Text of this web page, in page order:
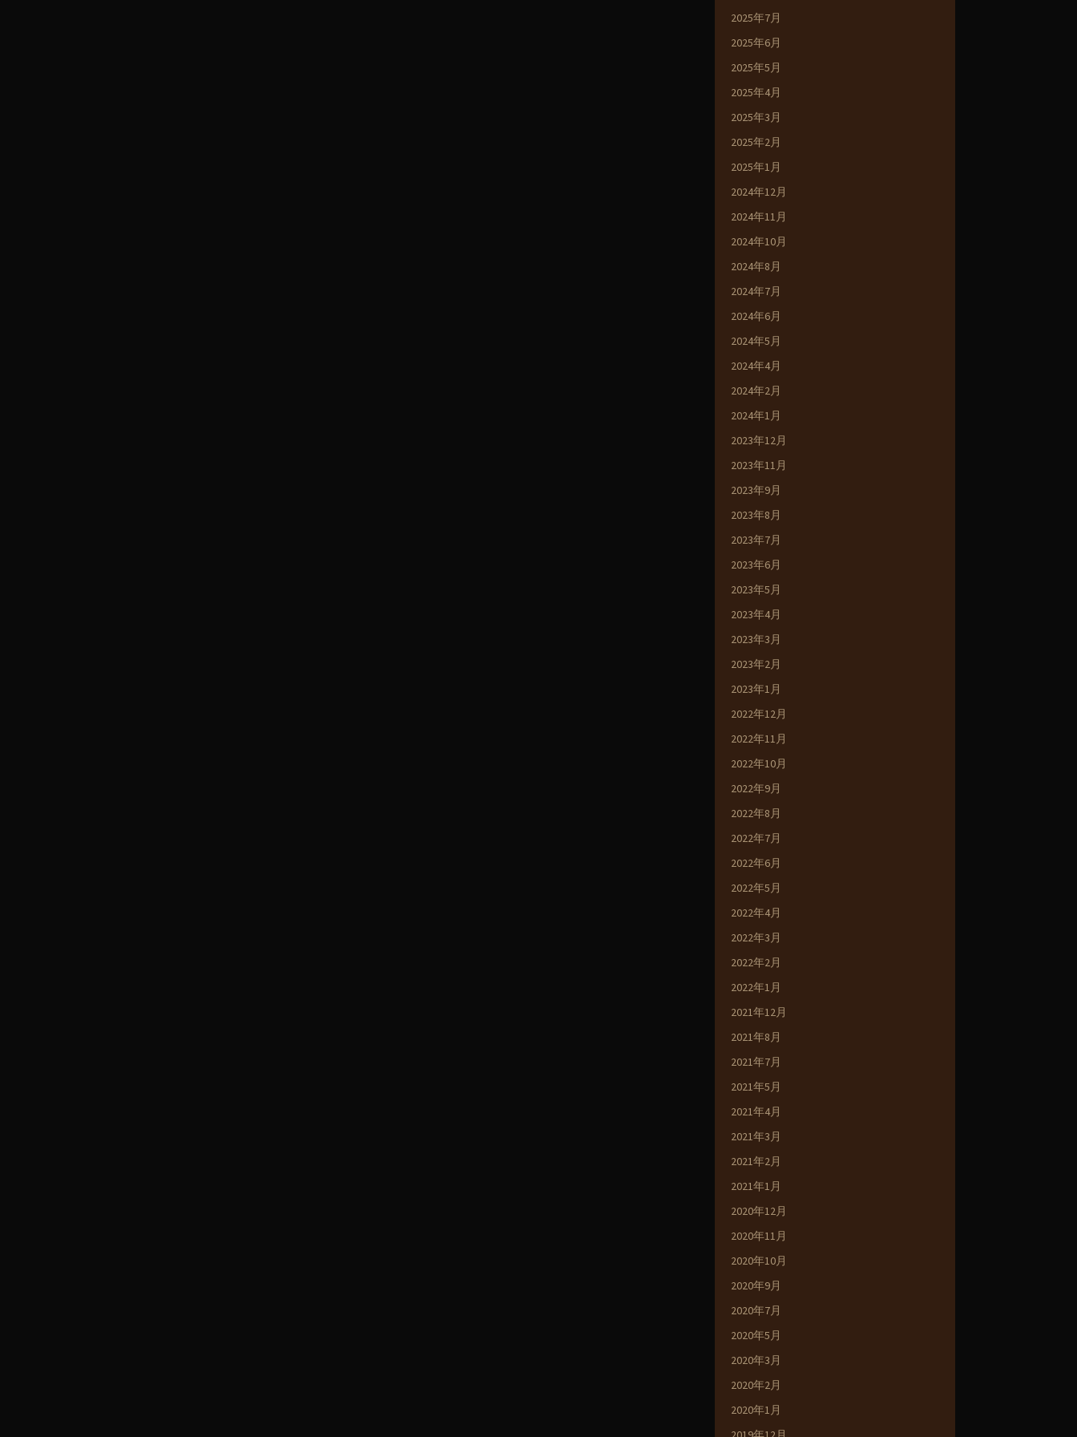
2025年7月
2025年6月
2025年5月
2025年4月
2025年3月
2025年2月
2025年1月
2024年12月
2024年11月
2024年10月
2024年8月
2024年7月
2024年6月
2024年5月
2024年4月
2024年2月
2024年1月
2023年12月
2023年11月
2023年9月
2023年8月
2023年7月
2023年6月
2023年5月
2023年4月
2023年3月
2023年2月
2023年1月
2022年12月
2022年11月
2022年10月
2022年9月
2022年8月
2022年7月
2022年6月
2022年5月
2022年4月
2022年3月
2022年2月
2022年1月
2021年12月
2021年8月
2021年7月
2021年5月
2021年4月
2021年3月
2021年2月
2021年1月
2020年12月
2020年11月
2020年10月
2020年9月
2020年7月
2020年5月
2020年3月
2020年2月
2020年1月